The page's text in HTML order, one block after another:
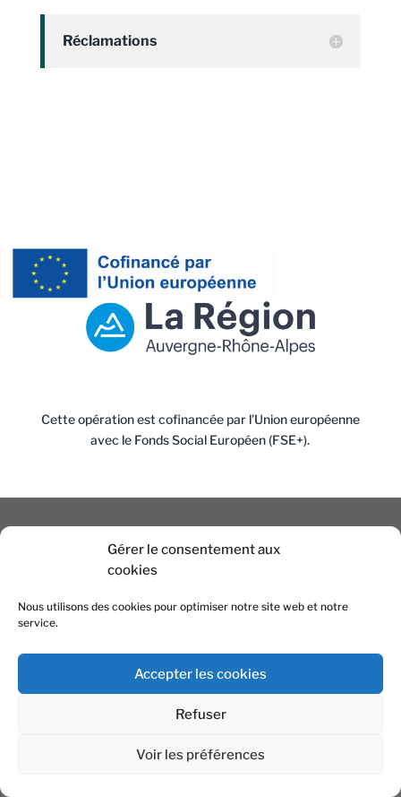
Gérer le consentement aux
cookies
Nous utilisons des cookies pour optimiser notre site web et notre
service.
Accepter les cookies
Refuser
Voir les préférences
Réclamations
Cette opération est cofinancée par l’Union européenne
avec le Fonds Social Européen (FSE+).
d’informations ?
Contactez-nous !
Pollen est à votre disposition pour
répondre à toutes vos questions :
devenir entrepreneur salarié, statut